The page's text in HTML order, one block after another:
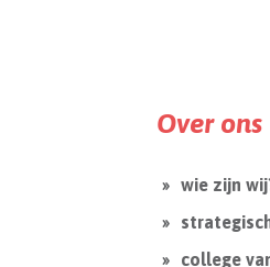
Over ons
wie zijn
college